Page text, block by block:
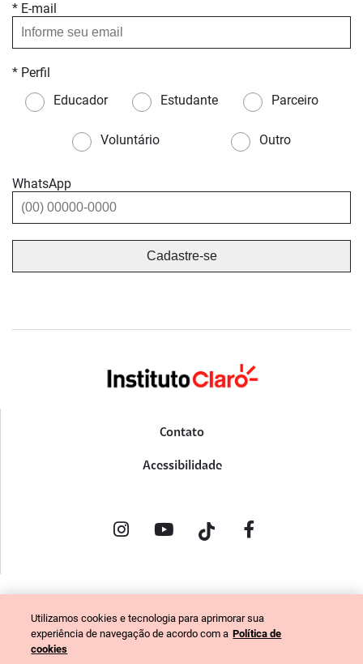
* E-mail
* Perfil
Educador
Estudante Parceiro
Voluntário Outro
WhatsApp
Contato
Acessibilidade
PORTAL DE DENÚNCIAS
CÓDIGO DE ÉTICA (COLABORADORES)
Utilizamos cookies e tecnologia para aprimorar sua
experiência de navegação de acordo com a Política de
cookies